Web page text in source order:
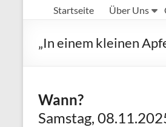
Startseite Über Uns
„In einem kleinen
Wann?
Samstag,